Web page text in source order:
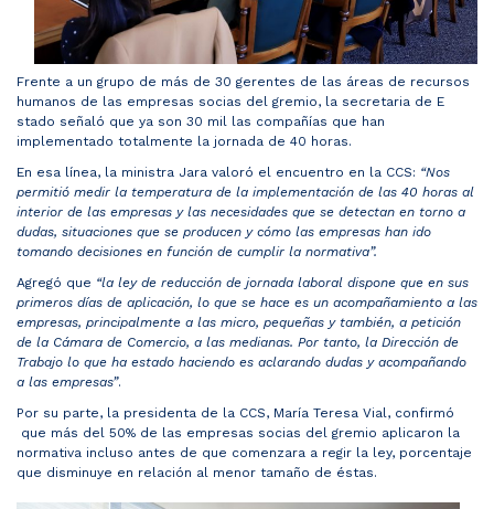
Frente a un grupo de más de 30 ​gerentes​ de las áreas de recursos
humanos de las empresas​ socias del gremio​, la secretaria de ​​​E​
stado señaló que ya son 30 mil las ​compañías​​ que han
implementado totalmente la jornada de 40 horas.
En esa línea, la ministra Jara valoró el encuentro en la CCS: “Nos
permitió medir la temperatura de la implementación de las 40 horas al
interior de las empresas y las necesidades que se detectan en torno a
dudas, situaciones que se producen y cómo las empresas han ido
tomando decisiones en función de cumplir la normativa”.
Agregó que “la ley de reducción de jornada laboral dispone que en sus
primeros días de aplicación, lo que se hace es un acompañamiento a las
empresas, principalmente a las micro, pequeñas y también, a petición
de la Cámara de Comercio, a las medianas. Por tanto, la Dirección de
Trabajo lo que ha estado haciendo es aclarando dudas y acompañando
a las empresas”.
​​Por su parte, la presidenta de la CCS, María Teresa Vial, ​confirmó​​
que más del 50% de las empresas socias del gremio aplicaron la
normativa incluso antes de que comenzara a regir la ley, porcentaje
que ​​disminuye ​en relación al ​menor ​tamaño de éstas. ​​​